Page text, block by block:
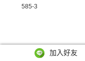
加入好友
585-3